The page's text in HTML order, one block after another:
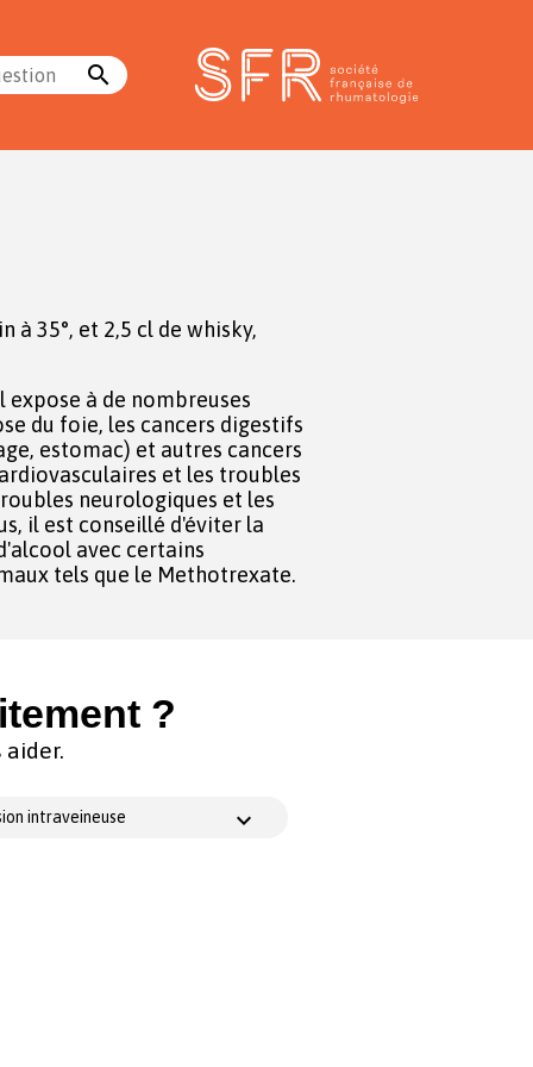
search
à 35°, et 2,5 cl de whisky,
expose à de nombreuses
du foie, les cancers digestifs
estomac) et autres cancers
et les troubles
neurologiques et les
il est conseillé d'éviter la
avec certains
tels que le Methotrexate.
?
intraveineuse